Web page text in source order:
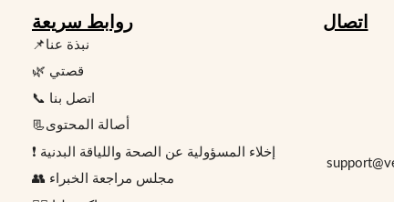
روابط سريعة
📌نبذة عنا
🌿 قصتي
📞 اتصل بنا
📃أصالة المحتوى
❗ إخلاء المسؤولية عن الصحة واللياقة البدنية
👥 مجلس مراجعة الخبراء
اتصال